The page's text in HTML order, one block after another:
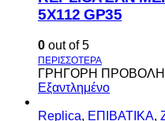
5X112 GP35
0 out of 5
ΓΡΗΓΟΡΗ ΠΡΟΒΟΛΗ
Εξαντλημένο
Replica, ΕΠΙΒΑΤΙΚΑ,